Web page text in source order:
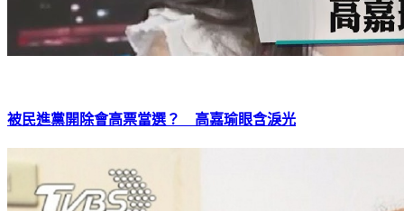
被民進黨開除會高票當選？ 高嘉瑜眼含淚光